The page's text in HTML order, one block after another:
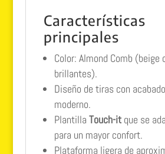
Características
principales
Color: Almond Comb (beige
brillantes).
Diseño de tiras con
moderno.
Plantilla Touch-itque se
para un mayor confort.
Plataforma ligera de